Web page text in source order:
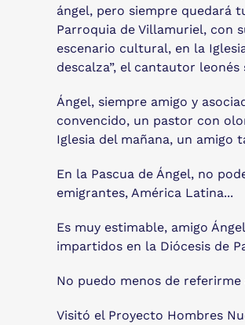
ángel, pero siempre quedará
Parroquia de Villamuriel, con
escenario cultural, en la
descalza”, el cantautor
Ángel, siempre amigo y
convencido, un pastor con
Iglesia del mañana, un
En la Pascua de Ángel, no
emigrantes, América Latina...
Es muy estimable, amigo
impartidos en la Diócesis de
No puedo menos de
Visitó el Proyecto Hombres